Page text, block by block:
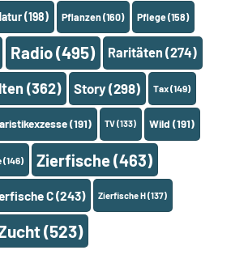
(198) Pflanzen(160) Pflege(158)
Radio(495) Raritäten (274)
(362) Story (298) Tax(149)
(191) TV(133) Wild (191)
(146) Zierfische(463)
C(243) Zierfische H(137)
(523)